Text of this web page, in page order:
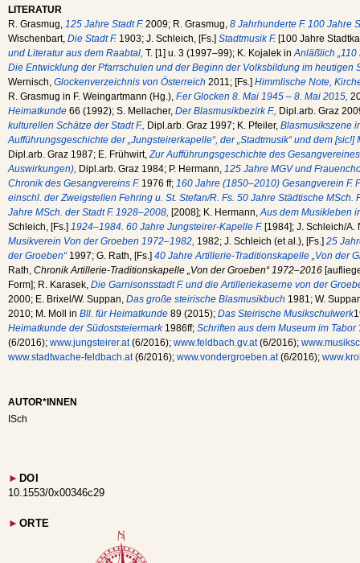
LITERATUR
R. Grasmug, 125 Jahre Stadt F. 2009; R. Grasmug, 8 Jahrhunderte F. 100 Jahre
Wischenbart, Die Stadt F. 1903; J. Schleich, [Fs.] Stadtmusik F. [100 Jahre
und Literatur aus dem Raabtal, T. [1] u. 3 (1997–99); K. Kojalek inAnläßlich „110
Die Entwicklung der Pfarrschulen und der Beginn der Volksbildung im heutigen
Wernisch, Glockenverzeichnis von Österreich 2011; [Fs.] Himmlische Note,
R. Grasmug in F. Weingartmann (Hg.), F.er Glocken 8. Mai 1945 – 8. Mai 2015,
Heimatkunde 66 (1992); S. Mellacher, Der Blasmusikbezirk F., Dipl.arb. Graz
kulturellen Schätze der Stadt F., Dipl.arb. Graz 1997; K. Pfeiler, Blasmusikszene
Aufführungsgeschichte der „Jungsteirerkapelle“, der „Stadtmusik“ und dem [sic!]
Dipl.arb. Graz 1987; E. Frühwirt,Zur Aufführungsgeschichte des
Auswirkungen), Dipl.arb. Graz 1984; P. Hermann, 125 Jahre MGV und
Chronik des Gesangvereins F. 1976 ff; 160 Jahre (1850–2010) Gesangverein F.
einschl. der Zweigstellen Fehring u. St. Stefan/R. Fs. 50 Jahre Städtische MSch.
Jahre MSch. der Stadt F. 1928–2008, [2008]; K. Hermann,Aus dem Musikleben
Schleich, [Fs.] 1924–1984. 60 Jahre Jungsteirer-Kapelle F. [1984]; J. Schleich/A.
Musikverein Von der Groeben 1972–1982, 1982; J. Schleich (et al.), [Fs.] 25
der Groeben“1997; G. Rath, [Fs.] 40 Jahre Artillerie-Traditionskapelle „Von der
Rath, Chronik Artillerie-Traditionskapelle „Von der Groeben“ 1972–2016
Form]; R. Karasek, Die Garnisonsstadt F. und die Artilleriekaserne von der
2000; E. Brixel/W. Suppan, Das große steirische Blasmusikbuch 1981; W.
2010; M. Moll in Bll. für Heimatkunde 89 (2015); Das Steirische Musikschulwerk
Heimatkunde der Südoststeiermark1986ff; Schriften aus dem Museum im Tabor
(6/2016); www.jungsteirer.at(6/2016); www.feldbach.gv.at(6/2016);
www.stadtwache-feldbach.at(6/2016); www.vondergroeben.at(6/2016);
AUTOR*INNEN
ISch
► DOI
10.1553/0x00346c29
► ORTE